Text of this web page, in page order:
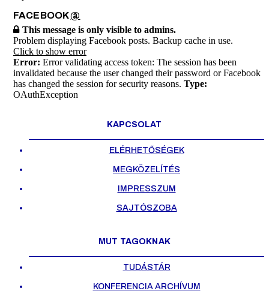
FACEBOOK@
This message is only visible to admins.
Problem displaying Facebook posts. Backup cache in use.
Click to show error
Error: Error validating access token: The session has been
invalidated because the user changed their password or Facebook
has changed the session for security reasons. Type:
OAuthException
KAPCSOLAT
ELÉRHETŐSÉGEK
MEGKÖZELÍTÉS
IMPRESSZUM
SAJTÓSZOBA
MUT TAGOKNAK
TUDÁSTÁR
KONFERENCIA ARCHÍVUM